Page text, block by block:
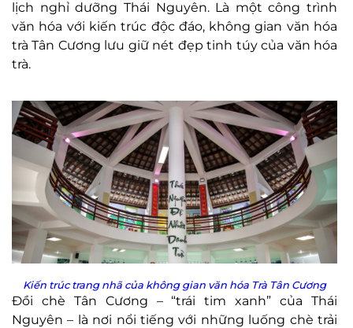
lịch nghỉ dưỡng Thái Nguyên. Là một công trình
văn hóa với kiến trúc độc đáo, không gian văn hóa
trà Tân Cương lưu giữ nét đẹp tinh túy của văn hóa
trà.
Kiến trúc trang nhã của không gian văn hóa Trà Tân Cương
Đồi chè Tân Cương – “trái tim xanh” của Thái
Nguyên – là nơi nổi tiếng với những luống chè trải